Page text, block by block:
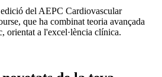
del AEPC Cardiovascular
que ha combinat teoria avançada
orientat a l'excel·lència clínica.